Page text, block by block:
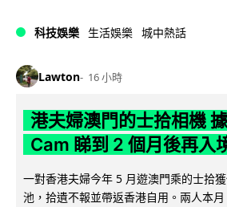
科技娛樂 生活娛樂 城中熱話
Lawton 16 小時
港夫婦澳門的士拾相機
Cam 睇到 2 個月後再入
一對香港夫婦今年 5 月遊澳門乘的士拾
池，拾遺不報並帶返香港自用。兩人本